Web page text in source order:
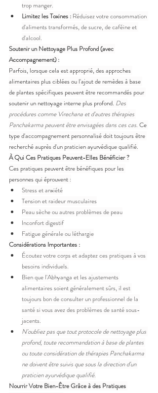
trop manger.
Limitez les Toxines : Réduisez votre consommation
d'aliments transformés, de sucre, de caféine et
d'alcool.
Soutenir un Nettoyage Plus Profond (avec
Accompagnement) :
Parfois, lorsque cela est approprié, des approches
alimentaires plus ciblées ou l'ajout de remèdes à base
de plantes spécifiques peuvent être recommandés pour
soutenir un nettoyage interne plus profond. Des
procédures comme Virechana et d'autres thérapies
Panchakarma peuvent être envisagées dans ces cas. Ce
type d'accompagnement personnalisé doit toujours être
recherché auprès d'un praticien ayurvédique qualifié.
À Qui Ces Pratiques Peuvent-Elles Bénéficier ?
Ces pratiques peuvent être bénéfiques pour les
personnes qui éprouvent :
Stress et anxiété
Tension et raideur musculaires
Peau sèche ou autres problèmes de peau
Inconfort digestif
Fatigue générale ou léthargie
Considérations Importantes :
Écoutez votre corps et adaptez ces pratiques à vos
besoins individuels.
Bien que l'Abhyanga et les ajustements
alimentaires soient généralement sûrs, il est
toujours bon de consulter un professionnel de la
santé si vous avez des problèmes de santé sous-
jacents.
N'oubliez pas que tout protocole de nettoyage plus
profond, toute recommandation à base de plantes
ou toute considération de thérapies Panchakarma
ne doivent être suivis que sous la direction d'un
praticien ayurvédique qualifié.
Nourrir Votre Bien-Être Grâce à des Pratiques